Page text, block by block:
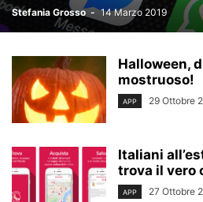
Stefania Grosso - 14 Marzo 2019
Halloween,
mostruoso!
APP 29 Ottobre
Italiani
trova il vero
APP 27 Ottobre